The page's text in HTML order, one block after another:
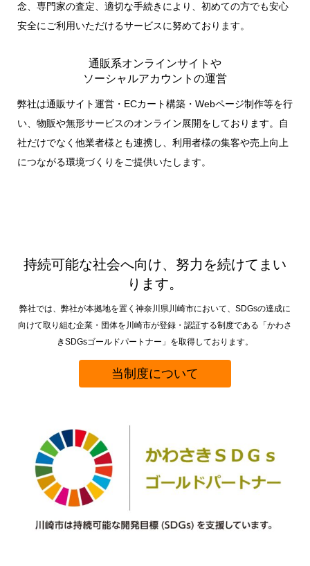
念、専門家の査定、適切な手続きにより、初めての方でも安心
安全にご利用いただけるサービスに努めております。
通販系オンラインサイトや
ソーシャルアカウントの運営
弊社は通販サイト運営・ECカート構築・Webページ制作等を行
い、物販や無形サービスのオンライン展開をしております。自
社だけでなく他業者様とも連携し、利用者様の集客や売上向上
につながる環境づくりをご提供いたします。
持続可能な社会へ向け、努力を続けてまい
ります。
弊社では、弊社が本拠地を置く神奈川県川崎市において、SDGsの達成に
向けて取り組む企業・団体を川崎市が登録・認証する制度である「かわさ
きSDGsゴールドパートナー」を取得しております。
当制度について